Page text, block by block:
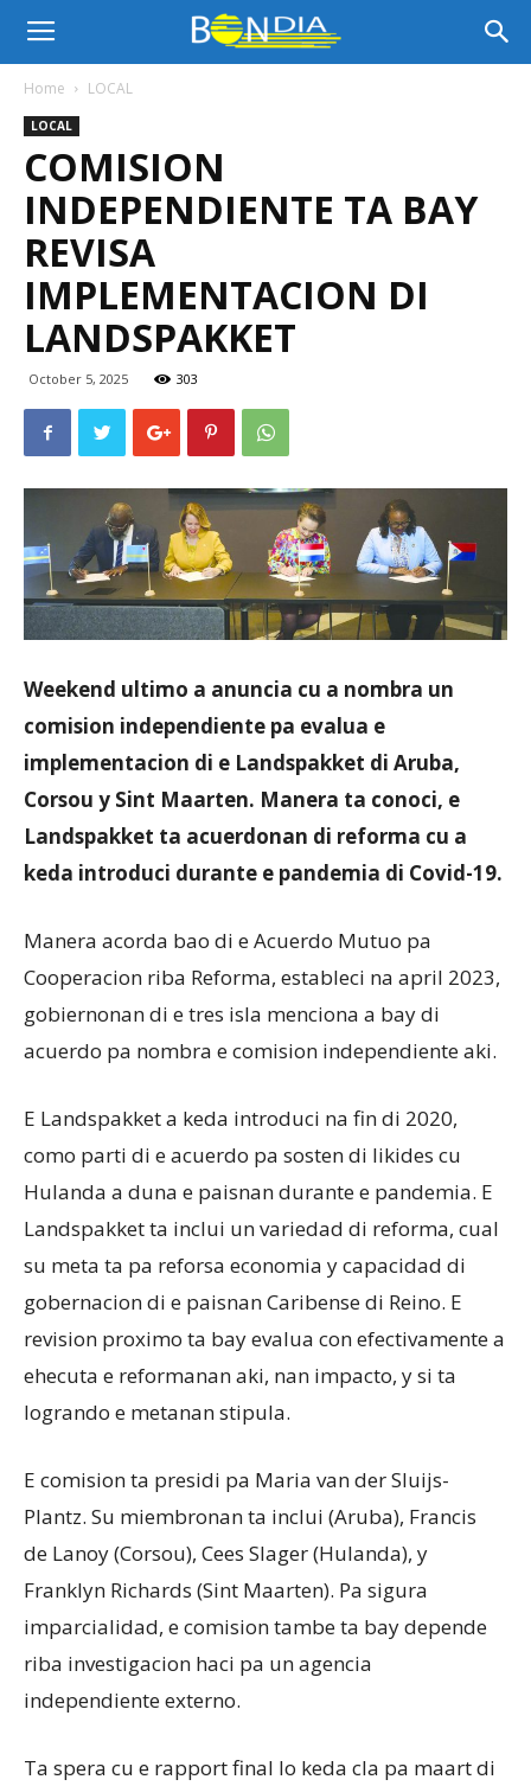
Bon
Dia
Aruba
Noticia
Aruba
Home LOCAL
LOCAL
COMISION
INDEPENDIENTE TA BAY
REVISA
IMPLEMENTACION DI
LANDSPAKKET
October 5, 2025 303
Weekend ultimo a anuncia cu a nombra un
comision independiente pa evalua e
implementacion di e Landspakket di Aruba,
Corsou y Sint Maarten. Manera ta conoci, e
Landspakket ta acuerdonan di reforma cu a
keda introduci durante e pandemia di Covid-19.
Manera acorda bao di e Acuerdo Mutuo pa
Cooperacion riba Reforma, estableci na april 2023,
gobiernonan di e tres isla menciona a bay di
acuerdo pa nombra e comision independiente aki.
E Landspakket a keda introduci na fin di 2020,
como parti di e acuerdo pa sosten di likides cu
Hulanda a duna e paisnan durante e pandemia. E
Landspakket ta inclui un variedad di reforma, cual
su meta ta pa reforsa economia y capacidad di
gobernacion di e paisnan Caribense di Reino. E
revision proximo ta bay evalua con efectivamente a
ehecuta e reformanan aki, nan impacto, y si ta
logrando e metanan stipula.
E comision ta presidi pa Maria van der Sluijs-
Plantz. Su miembronan ta inclui (Aruba), Francis
de Lanoy (Corsou), Cees Slager (Hulanda), y
Franklyn Richards (Sint Maarten). Pa sigura
imparcialidad, e comision tambe ta bay depende
riba investigacion haci pa un agencia
independiente externo.
Ta spera cu e rapport final lo keda cla pa maart di